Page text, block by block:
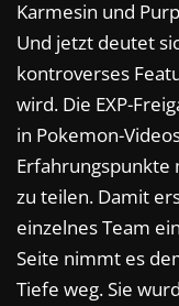
Karmesin und
Und jetzt deutet
kontroverses
wird. Die EXP-
in Pokemon-
Erfahrungspunkte
zu teilen. Damit
einzelnes Team
Seite nimmt es
Tiefe weg. Sie